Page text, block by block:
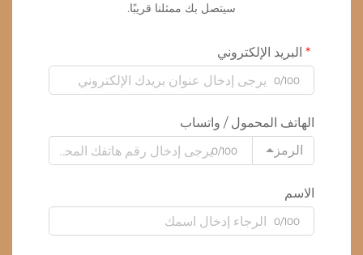
سيتصل بك ممثلنا قريبًا.
البريد الإلكتروني
0/100
الهاتف المحمول / واتساب
الرمز
0/100
الاسم
0/100